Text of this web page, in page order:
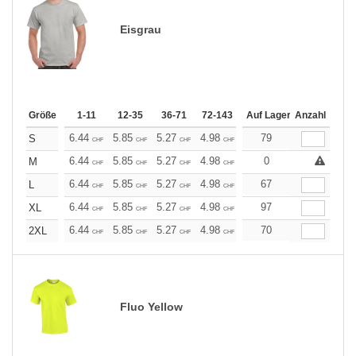
Eisgrau
Größe 1-11 12-35 36-71 72-143 144-287 288 +
Auf Lager Anzahl
S 6.44 CHF 5.85 CHF 5.27 CHF 4.98 CHF 4.68CHF
79
M
6.44 CHF 5.85 CHF 5.27 CHF 4.98 CHF 4.68CHF CHF
0
L
6.44 CHF 5.85 CHF 5.27 CHF 4.98 CHF 4.68CHF
67
XL
6.44 CHF 5.85 CHF 5.27 CHF 4.98 CHF 4.68CHF
97
2XL
6.44 CHF 5.85 CHF 5.27 CHF 4.98 CHF 4.68CHF
70
Fluo Yellow